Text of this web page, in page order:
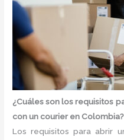
¿Cuáles son los requisitos
con un courier en Colombia?
Los requisitos para abrir